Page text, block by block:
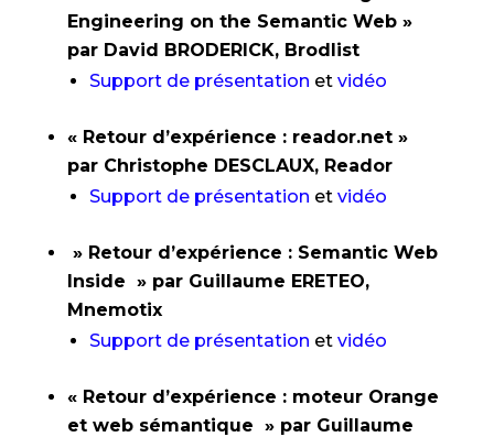
Engineering on the Semantic Web »
par David BRODERICK, Brodlist
Support de présentation et vidéo
« Retour d’expérience : reador.net »
par Christophe DESCLAUX, Reador
Support de présentation et vidéo
» Retour d’expérience : Semantic Web
Inside » par Guillaume ERETEO,
Mnemotix
Support de présentation et vidéo
« Retour d’expérience : moteur Orange
et web sémantique » par Guillaume